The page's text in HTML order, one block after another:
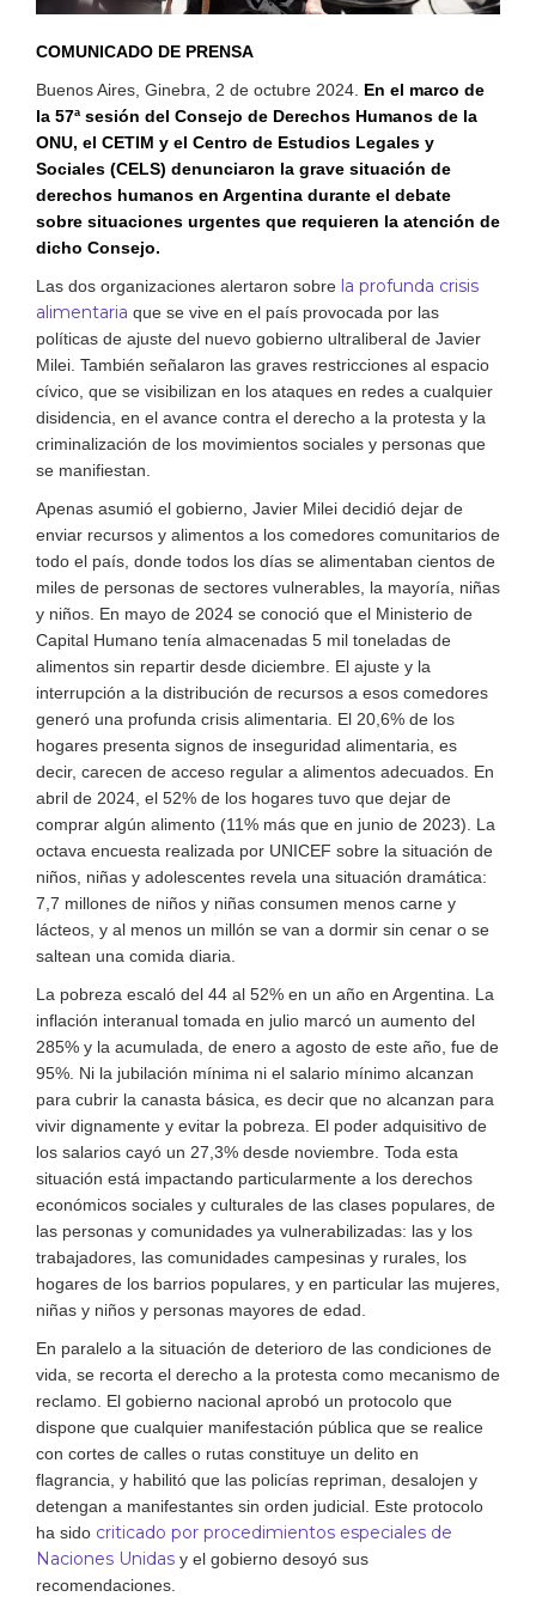
COMUNICADO DE PRENSA
Buenos Aires, Ginebra, 2 de octubre 2024. En el marco de
la 57ª sesión del Consejo de Derechos Humanos de la
ONU, el CETIM y el Centro de Estudios Legales y
Sociales (CELS) denunciaron la grave situación de
derechos humanos en Argentina durante el debate
sobre situaciones urgentes que requieren la atención de
dicho Consejo.
Las dos organizaciones alertaron sobre la profunda crisis
alimentaria que se vive en el país provocada por las
políticas de ajuste del nuevo gobierno ultraliberal de Javier
Milei. También señalaron las graves restricciones al espacio
cívico, que se visibilizan en los ataques en redes a cualquier
disidencia, en el avance contra el derecho a la protesta y la
criminalización de los movimientos sociales y personas que
se manifiestan.
Apenas asumió el gobierno, Javier Milei decidió dejar de
enviar recursos y alimentos a los comedores comunitarios de
todo el país, donde todos los días se alimentaban cientos de
miles de personas de sectores vulnerables, la mayoría, niñas
y niños. En mayo de 2024 se conoció que el Ministerio de
Capital Humano tenía almacenadas 5 mil toneladas de
alimentos sin repartir desde diciembre. El ajuste y la
interrupción a la distribución de recursos a esos comedores
generó una profunda crisis alimentaria. El 20,6% de los
hogares presenta signos de inseguridad alimentaria, es
decir, carecen de acceso regular a alimentos adecuados. En
abril de 2024, el 52% de los hogares tuvo que dejar de
comprar algún alimento (11% más que en junio de 2023). La
octava encuesta realizada por UNICEF sobre la situación de
niños, niñas y adolescentes revela una situación dramática:
7,7 millones de niños y niñas consumen menos carne y
lácteos, y al menos un millón se van a dormir sin cenar o se
saltean una comida diaria.
La pobreza escaló del 44 al 52% en un año en Argentina. La
inflación interanual tomada en julio marcó un aumento del
285% y la acumulada, de enero a agosto de este año, fue de
95%. Ni la jubilación mínima ni el salario mínimo alcanzan
para cubrir la canasta básica, es decir que no alcanzan para
vivir dignamente y evitar la pobreza. El poder adquisitivo de
los salarios cayó un 27,3% desde noviembre. Toda esta
situación está impactando particularmente a los derechos
económicos sociales y culturales de las clases populares, de
las personas y comunidades ya vulnerabilizadas: las y los
trabajadores, las comunidades campesinas y rurales, los
hogares de los barrios populares, y en particular las mujeres,
niñas y niños y personas mayores de edad.
En paralelo a la situación de deterioro de las condiciones de
vida, se recorta el derecho a la protesta como mecanismo de
reclamo. El gobierno nacional aprobó un protocolo que
dispone que cualquier manifestación pública que se realice
con cortes de calles o rutas constituye un delito en
flagrancia, y habilitó que las policías repriman, desalojen y
detengan a manifestantes sin orden judicial. Este protocolo
ha sido criticado por procedimientos especiales de
Naciones Unidas y el gobierno desoyó sus
recomendaciones.